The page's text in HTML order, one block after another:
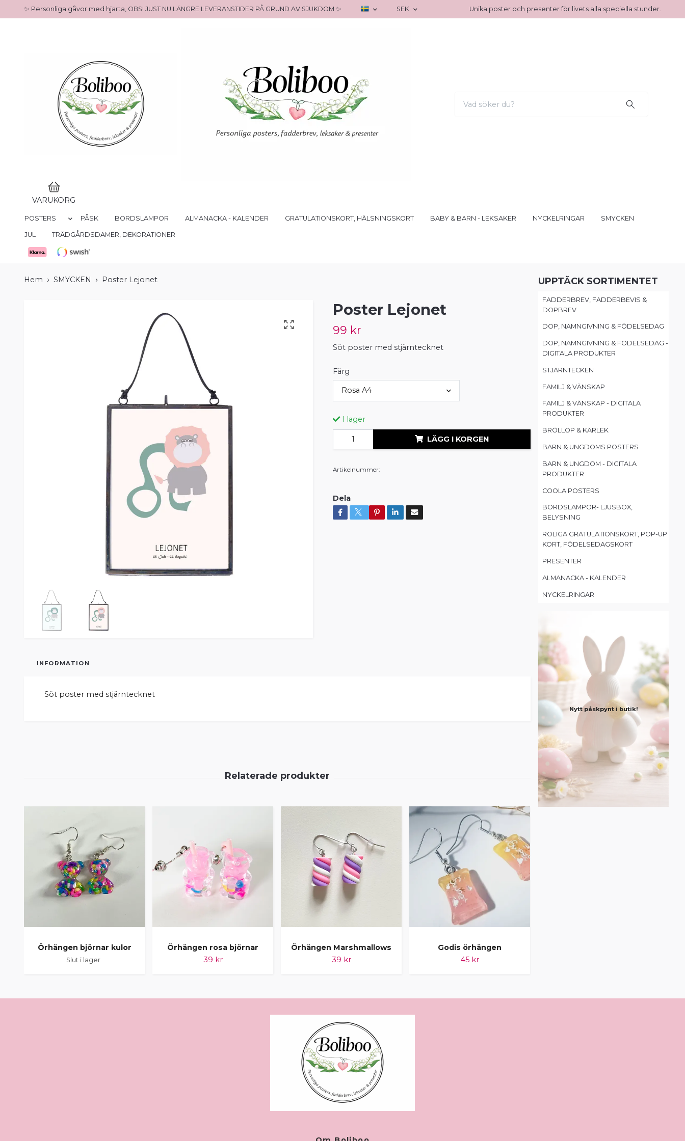
✨ Personliga gåvor med hjärta, OBS! JUST NU LÄNGRE LEVERANSTIDER PÅ GRUND AV SJUKDOM ✨ SEK Unika poster och presenter för livets alla speciella stunder.
VARUKORG
POSTERS PÅSK BORDSLAMPOR ALMANACKA - KALENDER GRATULATIONSKORT, HÄLSNINGSKORT BABY & BARN - LEKSAKER NYCKELRINGAR SMYCKEN
JUL TRÄDGÅRDSDAMER, DEKORATIONER
UPPTÄCK SORTIMENTET
FADDERBREV, FADDERBEVIS &
DOPBREV
DOP, NAMNGIVNING & FÖDELSEDAG
DOP, NAMNGIVNING & FÖDELSEDAG -
DIGITALA PRODUKTER
STJÄRNTECKEN
FAMILJ & VÄNSKAP
FAMILJ & VÄNSKAP - DIGITALA
PRODUKTER
BRÖLLOP & KÄRLEK
BARN & UNGDOMS POSTERS
BARN & UNGDOM - DIGITALA
PRODUKTER
COOLA POSTERS
BORDSLAMPOR- LJUSBOX,
BELYSNING
ROLIGA GRATULATIONSKORT, POP-UP
KORT, FÖDELSEDAGSKORT
PRESENTER
ALMANACKA - KALENDER
NYCKELRINGAR
Nytt påskpynt i butik!
Hem SMYCKEN Poster Lejonet
Poster Lejonet
99 kr
Söt poster med stjärntecknet
Färg
Rosa A4
I lager
LÄGG I KORGEN
Artikelnummer:
Dela
INFORMATION
Söt poster med stjärntecknet
Örhängen björnar kulor
Slut i lager
Örhängen rosa björnar
39 kr
Örhängen Marshmallows
39 kr
Godis örhängen
45 kr